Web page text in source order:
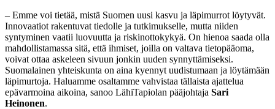
– Emme voi tietää, mistä Suomen uusi kasvu ja läpimurrot löytyvät.
Innovaatiot rakentuvat tiedolle ja tutkimukselle, mutta niiden
syntyminen vaatii luovuutta ja riskinottokykyä. On hienoa saada olla
mahdollistamassa sitä, että ihmiset, joilla on valtava tietopääoma,
voivat ottaa askeleen sivuun jonkin uuden synnyttämiseksi.
Suomalainen yhteiskunta on aina kyennyt uudistumaan ja löytämään
läpimurtoja. Haluamme osaltamme vahvistaa tällaista ajattelua
epävarmoina aikoina, sanoo LähiTapiolan pääjohtaja Sari
Heinonen.